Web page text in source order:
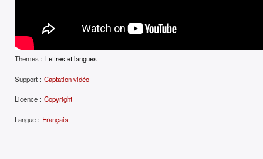
Themes : Lettres et langues
Support : Captation vidéo
Licence : Copyright
Langue : Français